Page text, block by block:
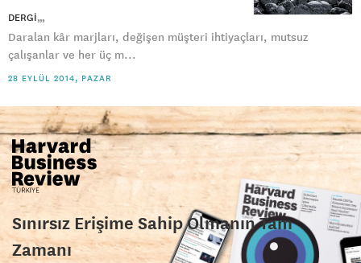
DERGI
Daralan kâr marjları, değişen müşteri ihtiyaçları, mutsuz
çalışanlar ve her üç m...
28 EYLÜL 2014, PAZAR
Sınırsız Erişime Sahip Olmanın Tam
Zamanı